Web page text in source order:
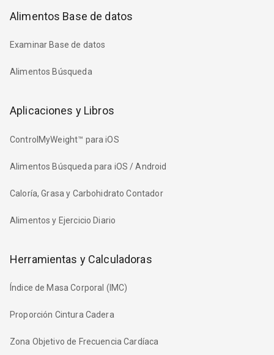
Alimentos Base de datos
Examinar Base de datos
Alimentos Búsqueda
Aplicaciones y Libros
ControlMyWeight™ para iOS
Alimentos Búsqueda para iOS / Android
Caloría, Grasa y Carbohidrato Contador
Alimentos y Ejercicio Diario
Herramientas y Calculadoras
Índice de Masa Corporal (IMC)
Proporción Cintura Cadera
Zona Objetivo de Frecuencia Cardíaca